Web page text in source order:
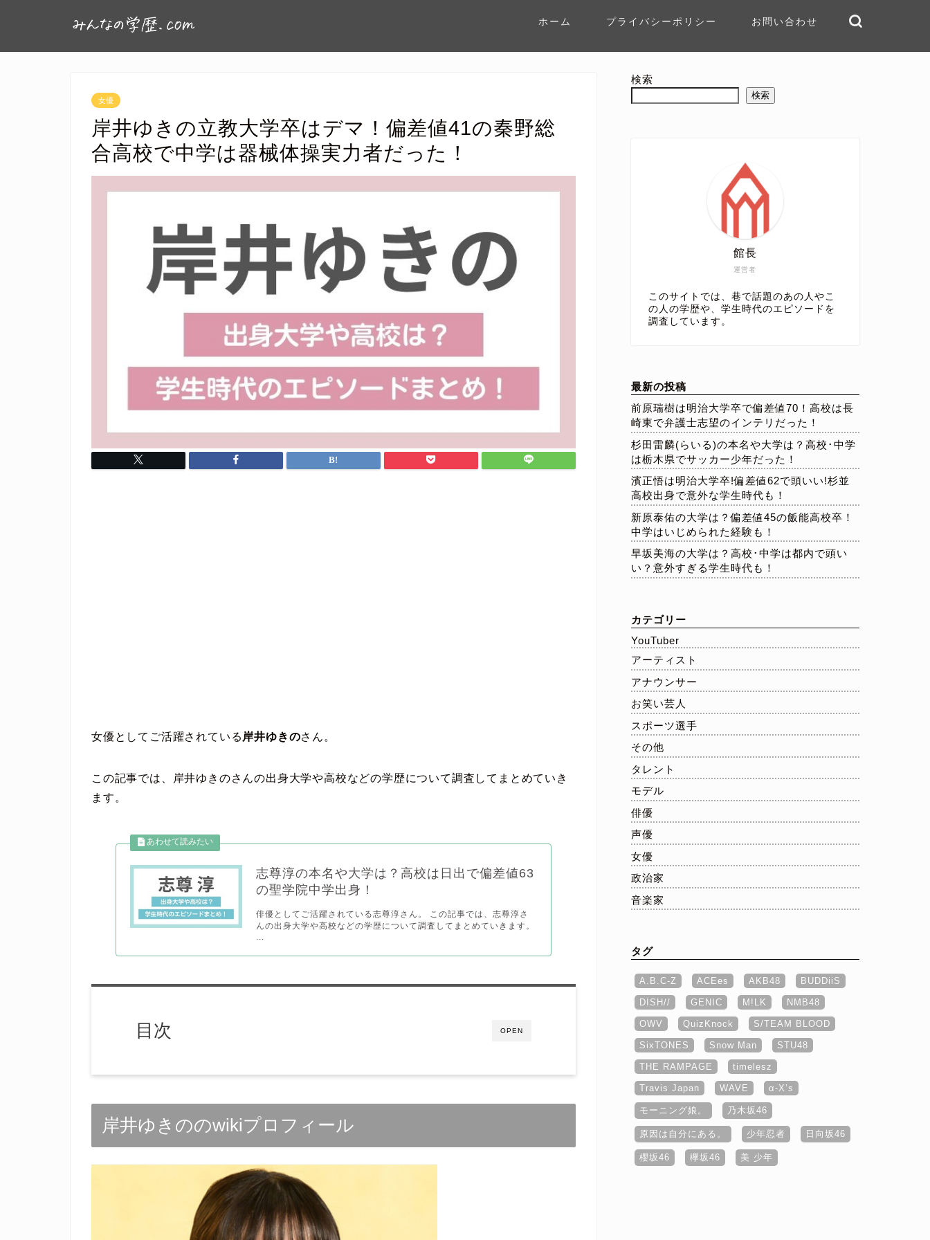
ホーム プライバシーポリシー お問い合わせ
女優
岸井ゆきの立教大学卒はデマ！偏差値41の秦野総
合高校で中学は器械体操実力者だった！
女優としてご活躍されている 岸井ゆきのさん。
この記事では、岸井ゆきのさんの出身大学や高校などの学歴について調査してまとめていき
ます。
志尊淳の本名や大学は？高校は日出で偏差値63
の聖学院中学出身！
俳優としてご活躍されている志尊淳さん。 この記事では、志尊淳さ
んの出身大学や高校などの学歴について調査してまとめていきます。
...
OPEN
目次
岸井ゆきののwikiプロフィール
検索
検索
運営者
館長
このサイトでは、巷で話題のあの人やこ
の人の学歴や、学生時代のエピソードを
調査しています。
最新の投稿
前原瑞樹は明治大学卒で偏差値70！高校は長
崎東で弁護士志望のインテリだった！
杉田雷麟(らいる)の本名や大学は？高校･中学
は栃木県でサッカー少年だった！
濱正悟は明治大学卒!偏差値62で頭いい!杉並
高校出身で意外な学生時代も！
新原泰佑の大学は？偏差値45の飯能高校卒！
中学はいじめられた経験も！
早坂美海の大学は？高校･中学は都内で頭い
い？意外すぎる学生時代も！
カテゴリー
YouTuber
アーティスト
アナウンサー
お笑い芸人
スポーツ選手
その他
タレント
モデル
俳優
声優
女優
政治家
音楽家
タグ
A.B.C-Z ACEes AKB48 BUDDiiS
DISH// GENIC M!LK NMB48
OWV QuizKnock S/TEAM BLOOD
SixTONES Snow Man STU48
THE RAMPAGE timelesz
Travis Japan WAVE α‐X’s
モーニング娘。 乃木坂46
原因は自分にある。 少年忍者 日向坂46
櫻坂46 欅坂46 美 少年